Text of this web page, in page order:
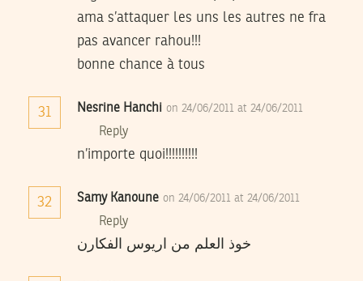
ama s’attaquer les uns les autres ne fra
pas avancer rahou!!!
bonne chance à tous
31 Nesrine Hanchi on 24/06/2011 at 24/06/2011
Reply
n’importe quoi!!!!!!!!!!
32 Samy Kanoune on 24/06/2011 at 24/06/2011
Reply
خوذ العلم من اريوس الفكارن